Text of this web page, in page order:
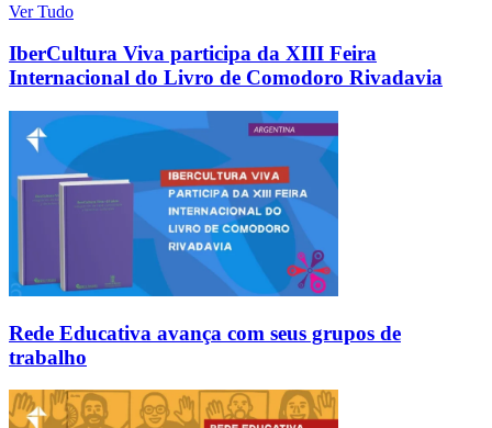
Ver Tudo
IberCultura Viva participa da XIII Feira
Internacional do Livro de Comodoro Rivadavia
Rede Educativa avança com seus grupos de
trabalho